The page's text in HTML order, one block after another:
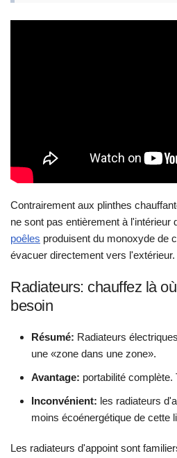
Contrairement aux plinthes
ne sont pas entièrement à l'intérieur
poêles produisent du monoxyde de
évacuer directement vers l'extérieur.
Radiateurs: chauffez là
besoin
Résumé: Radiateurs
une «zone dans une zone».
Avantage: portabilité
Inconvénient: les radiateurs
moins écoénergétique de cette
Les radiateurs d'appoint sont